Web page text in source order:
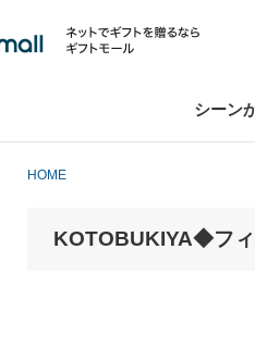
シーン
HOME
KOTOBUKIYA◆フ